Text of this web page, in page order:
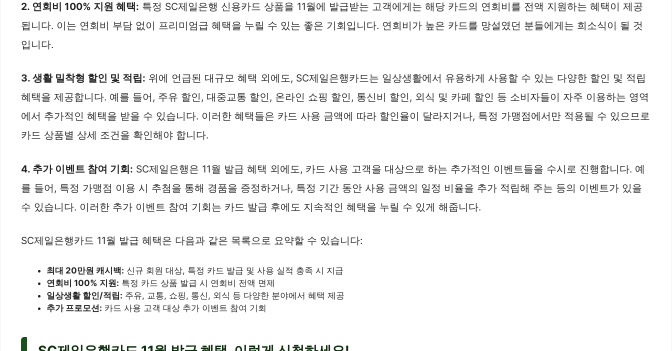
2. 연회비 100% 지원 혜택: 특정 SC제일은행 신용카드 상품을 11월에 발급받는 고객에게는 해당 카드의 연회비를 전액 지원하는 혜택이 제공
됩니다. 이는 연회비 부담 없이 프리미엄급 혜택을 누릴 수 있는 좋은 기회입니다. 연회비가 높은 카드를 망설였던 분들에게는 희소식이 될 것
입니다.
3. 생활 밀착형 할인 및 적립: 위에 언급된 대규모 혜택 외에도, SC제일은행카드는 일상생활에서 유용하게 사용할 수 있는 다양한 할인 및 적립
혜택을 제공합니다. 예를 들어, 주유 할인, 대중교통 할인, 온라인 쇼핑 할인, 통신비 할인, 외식 및 카페 할인 등 소비자들이 자주 이용하는 영역
에서 추가적인 혜택을 받을 수 있습니다. 이러한 혜택들은 카드 사용 금액에 따라 할인율이 달라지거나, 특정 가맹점에서만 적용될 수 있으므로
카드 상품별 상세 조건을 확인해야 합니다.
4. 추가 이벤트 참여 기회: SC제일은행은 11월 발급 혜택 외에도, 카드 사용 고객을 대상으로 하는 추가적인 이벤트들을 수시로 진행합니다. 예
를 들어, 특정 가맹점 이용 시 추첨을 통해 경품을 증정하거나, 특정 기간 동안 사용 금액의 일정 비율을 추가 적립해 주는 등의 이벤트가 있을
수 있습니다. 이러한 추가 이벤트 참여 기회는 카드 발급 후에도 지속적인 혜택을 누릴 수 있게 해줍니다.
SC제일은행카드 11월 발급 혜택은 다음과 같은 목록으로 요약할 수 있습니다:
최대 20만원 캐시백: 신규 회원 대상, 특정 카드 발급 및 사용 실적 충족 시 지급
연회비 100% 지원: 특정 카드 상품 발급 시 연회비 전액 면제
일상생활 할인/적립: 주유, 교통, 쇼핑, 통신, 외식 등 다양한 분야에서 혜택 제공
추가 프로모션: 카드 사용 고객 대상 추가 이벤트 참여 기회